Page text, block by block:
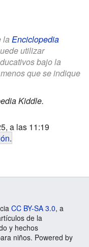
la Enciclopedia
utilizar
bajo la
que se indique
Kiddle.
a las 11:19
.
CC BY-SA 3.0, a
de la
y hechos
niños. Powered by